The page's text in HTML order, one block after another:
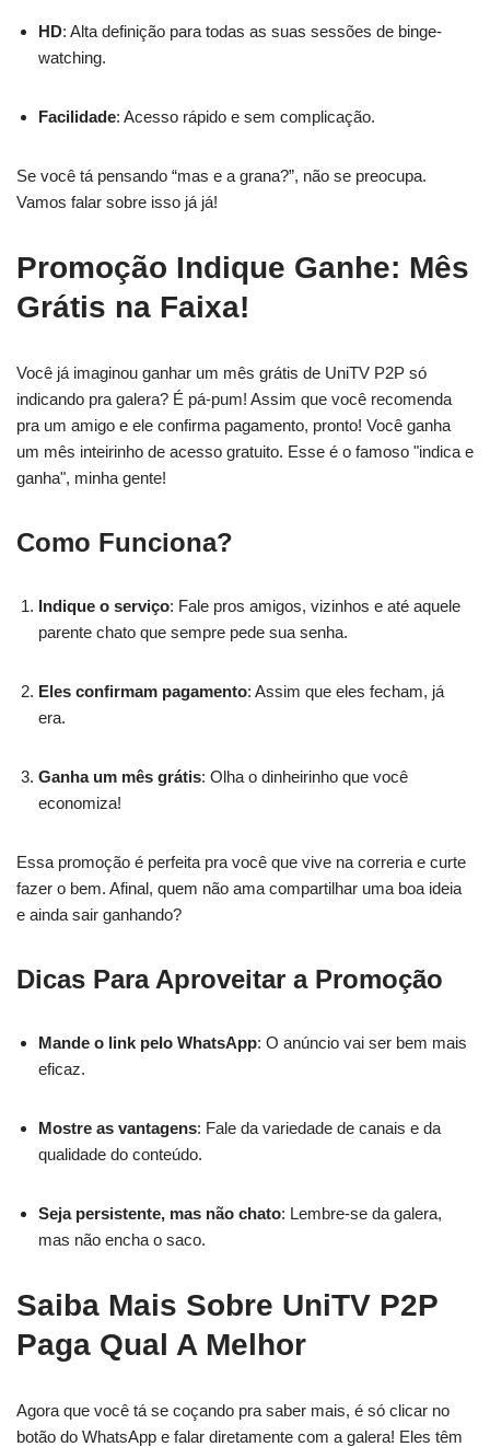
HD: Alta definição para todas as suas sessões de binge-
watching.
Facilidade: Acesso rápido e sem complicação.
Se você tá pensando “mas e a grana?”, não se preocupa.
Vamos falar sobre isso já já!
Promoção Indique Ganhe: Mês
Grátis na Faixa!
Você já imaginou ganhar um mês grátis de UniTV P2P só
indicando pra galera? É pá-pum! Assim que você recomenda
pra um amigo e ele confirma pagamento, pronto! Você ganha
um mês inteirinho de acesso gratuito. Esse é o famoso "indica e
ganha", minha gente!
Como Funciona?
Indique o serviço: Fale pros amigos, vizinhos e até aquele
parente chato que sempre pede sua senha.
Eles confirmam pagamento: Assim que eles fecham, já
era.
Ganha um mês grátis: Olha o dinheirinho que você
economiza!
Essa promoção é perfeita pra você que vive na correria e curte
fazer o bem. Afinal, quem não ama compartilhar uma boa ideia
e ainda sair ganhando?
Dicas Para Aproveitar a Promoção
Mande o link pelo WhatsApp: O anúncio vai ser bem mais
eficaz.
Mostre as vantagens: Fale da variedade de canais e da
qualidade do conteúdo.
Seja persistente, mas não chato: Lembre-se da galera,
mas não encha o saco.
Saiba Mais Sobre UniTV P2P
Paga Qual A Melhor
Agora que você tá se coçando pra saber mais, é só clicar no
botão do WhatsApp e falar diretamente com a galera! Eles têm